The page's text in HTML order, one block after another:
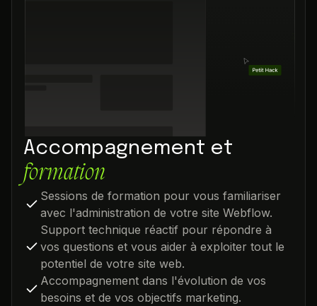
Accompagnement et
formation
Sessions de formation pour vous familiariser
avec l'administration de votre site Webflow.
Support technique réactif pour répondre à
vos questions et vous aider à exploiter tout le
potentiel de votre site web.
Accompagnement dans l'évolution de vos
besoins et de vos objectifs marketing.